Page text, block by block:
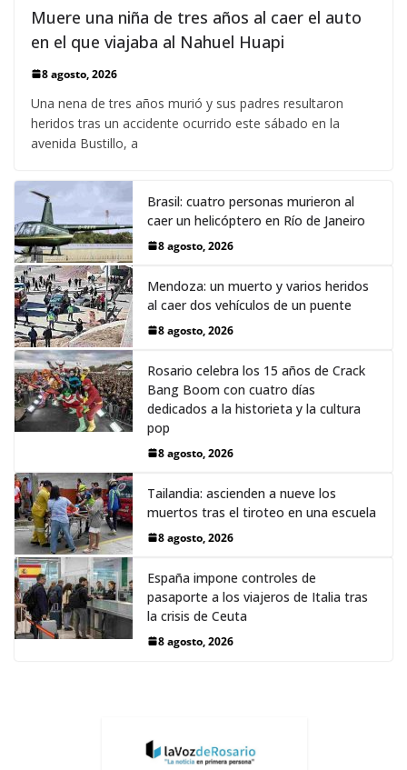
Muere una niña de tres años al caer el auto
en el que viajaba al Nahuel Huapi
8 agosto, 2026
Una nena de tres años murió y sus padres resultaron
heridos tras un accidente ocurrido este sábado en la
avenida Bustillo, a
Brasil: cuatro personas murieron al
caer un helicóptero en Río de Janeiro
8 agosto, 2026
Mendoza: un muerto y varios heridos
al caer dos vehículos de un puente
8 agosto, 2026
Rosario celebra los 15 años de Crack
Bang Boom con cuatro días
dedicados a la historieta y la cultura
pop
8 agosto, 2026
Tailandia: ascienden a nueve los
muertos tras el tiroteo en una escuela
8 agosto, 2026
España impone controles de
pasaporte a los viajeros de Italia tras
la crisis de Ceuta
8 agosto, 2026